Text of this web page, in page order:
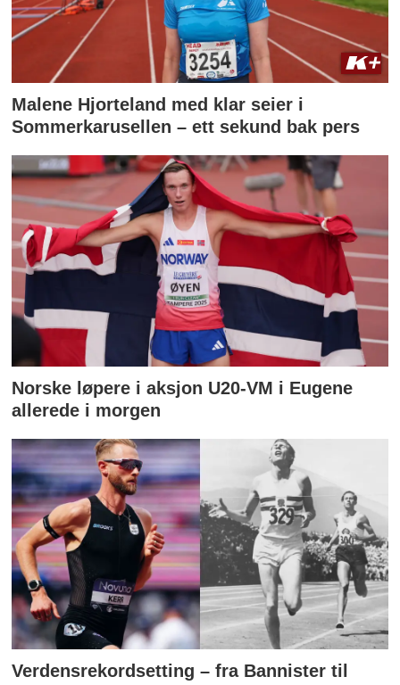
Malene Hjorteland med klar seier i
Sommerkarusellen – ett sekund bak pers
Norske løpere i aksjon U20-VM i Eugene
allerede i morgen
Verdensrekordsetting – fra Bannister til